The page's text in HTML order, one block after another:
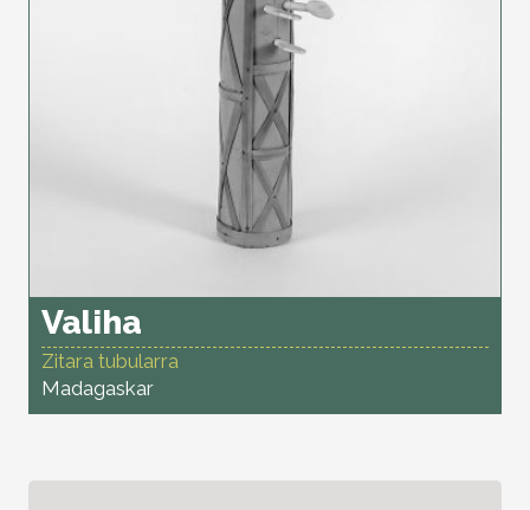
Valiha
Zitara tubularra
Madagaskar